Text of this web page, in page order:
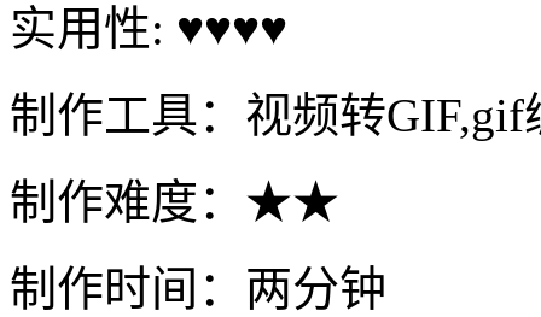
实用性: ♥♥♥♥
制作工具：视频转GIF,gif
制作难度：★★
制作时间：两分钟